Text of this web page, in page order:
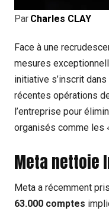
Par Charles CLAY
Face à une
mesures
initiative s’inscrit
récentes opérations
l’entreprise pour
organisés comme les
Meta nettoie
Meta a récemment
63.000 comptes